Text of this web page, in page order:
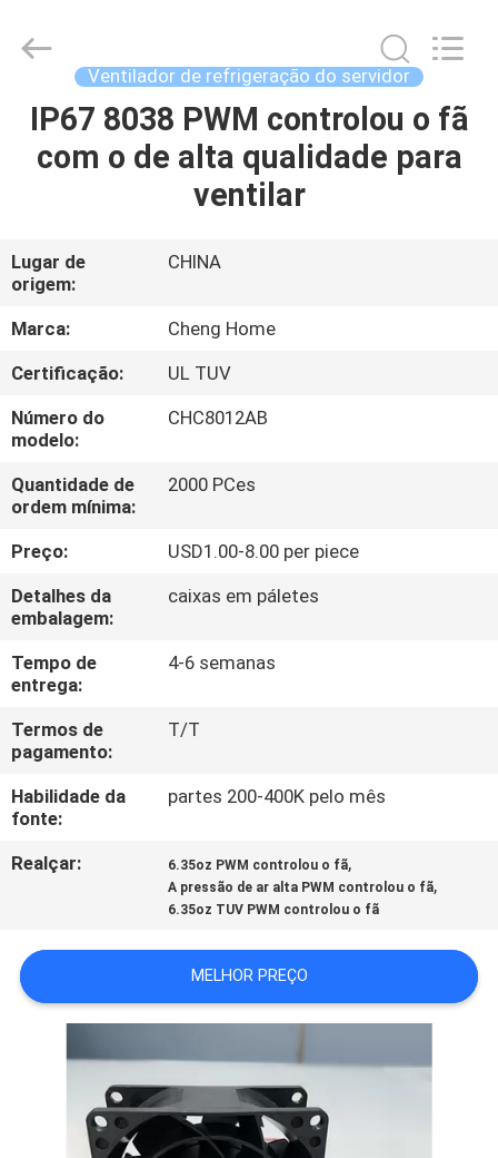
CASA
SHOW
DE
RV
SOBRE
NÓS
EXCURSÃO
DA
FÁBRICA
CONTROLE
DA
QUALIDADE
CONTACTE-
NOS
PEÇA
UMAS
CITAÇÕES
MAPA
Home
Electronics
Reserved.
Ventilador de refrigeração do servidor
IP67 8038 PWM controlou o fã
com o de alta qualidade para
ventilar
Lugar de
origem:
CHINA
Marca:
Cheng Home
Certificação:
UL TUV
Número do
modelo:
CHC8012AB
Quantidade de
ordem mínima:
2000 PCes
Preço:
USD1.00-8.00 per piece
Detalhes da
embalagem:
caixas em páletes
Tempo de
entrega:
4-6 semanas
Termos de
pagamento:
T/T
Habilidade da
fonte:
partes 200-400K pelo mês
Realçar: 6.35oz PWM controlou o fã,
A pressão de ar alta PWM controlou o fã,
6.35oz TUV PWM controlou o fã
MELHOR PREÇO